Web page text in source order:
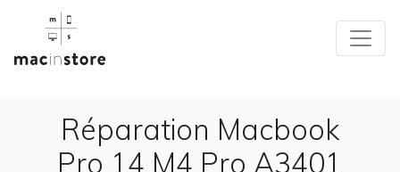
Réparation Macbook
Pro 14 M4 Pro A3401